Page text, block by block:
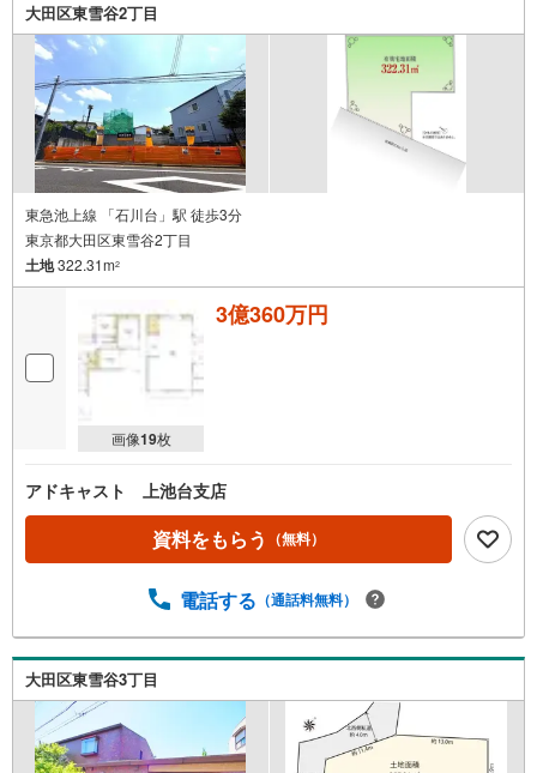
大田区東雪谷2丁目
東急池上線 「石川台」駅 徒歩3分
東京都大田区東雪谷2丁目
土地322.31m2
画像19枚
3億360万円
アドキャスト 上池台支店
資料をもらう （無料）
電話する （通話料無料）
大田区東雪谷3丁目